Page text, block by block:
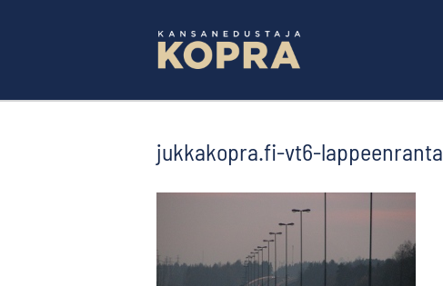
jukkakopra.fi-vt6-lappeenranta